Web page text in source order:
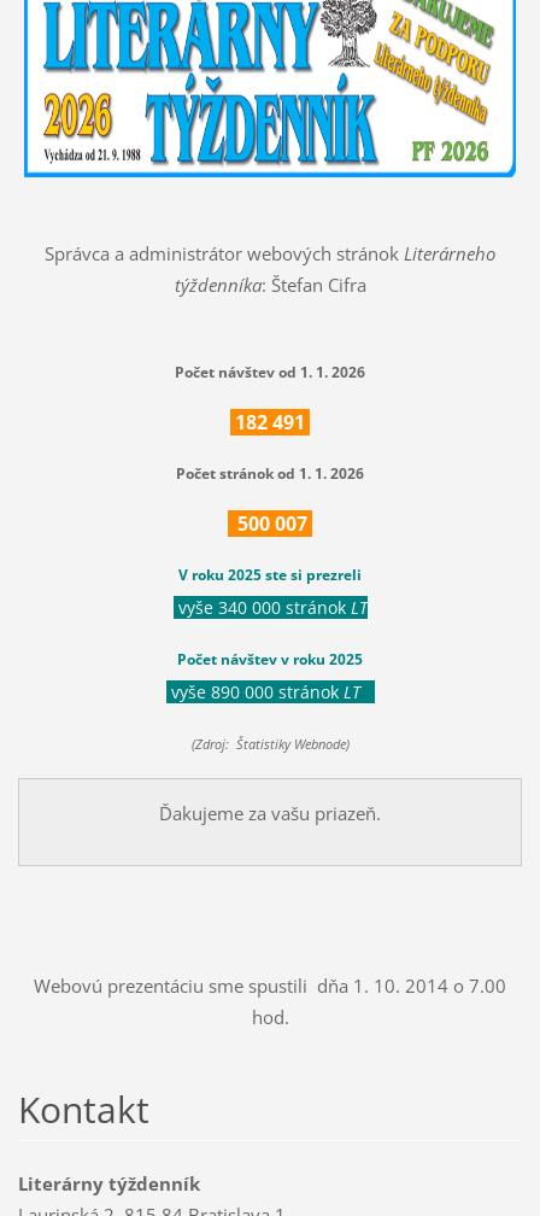
Správca a administrátor webových stránok Literárneho
týždenníka: Štefan Cifra
Počet návštev od 1. 1. 2026
182491
Počet stránok od 1. 1. 2026
500007
V roku 2025 ste si prezreli
vyše 340 000 stránok LT
Počet návštev v roku 2025
vyše 890 000 stránok LT
(Zdroj: Štatistiky Webnode)
Ďakujeme za vašu priazeň.
Webovú prezentáciu sme spustili dňa 1. 10. 2014 o 7.00
hod.
Kontakt
Literárny týždenník